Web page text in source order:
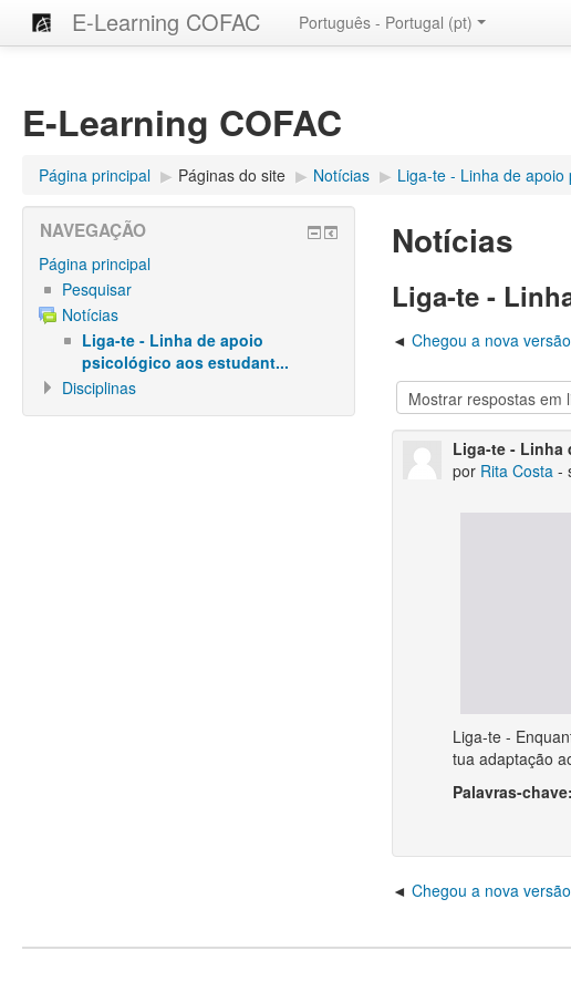
E-Learning COFAC Português - Portugal ‎(pt)‎
E-Learning COFAC
Página principal ▶︎ Páginas do site ▶︎ Notícias ▶︎ Liga-te - Linha de
Notícias
Liga-te -
Chegou a nova
Liga-te - Linha
por Rita Costa -
Liga-te -
tua adaptação
Palavras-chave:
Chegou a nova
NAVEGAÇÃO
Página principal
Pesquisar
Notícias
Liga-te - Linha de apoio
psicológico aos estudant...
Disciplinas